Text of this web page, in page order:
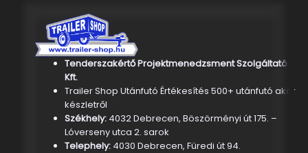
Tenderszakértő Projektmenedzsment Szolgáltató
Kft.
Trailer Shop Utánfutó Értékesítés 500+ utánfutó akár
készletről
Székhely: 4032 Debrecen, Böszörményi út 175. –
Lóverseny utca 2. sarok
Telephely:4030 Debrecen, Füredi út 94.